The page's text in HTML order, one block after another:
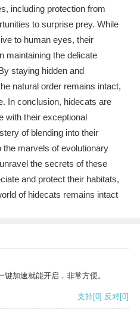
including protection from
to surprise prey. While
to human eyes, their
maintaining the delicate
staying hidden and
natural order remains intact,
In conclusion, hidecats are
with their exceptional
of blending into their
marvels of evolutionary
the secrets of these
and protect their habitats,
of hidecats remains intact
加速就能开启，非常方便。
支持[0] 反对[0]